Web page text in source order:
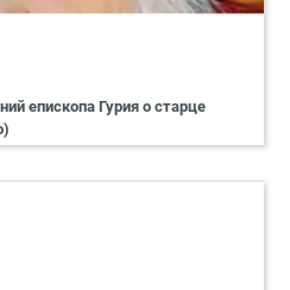
епископа Гурия о старце